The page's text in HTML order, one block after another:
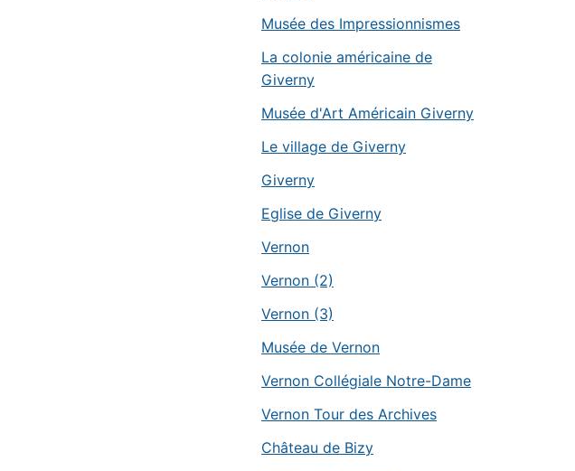
Musée des Impressionnismes
La colonie américaine de
Giverny
Musée d'Art Américain Giverny
Le village de Giverny
Giverny
Eglise de Giverny
Vernon
Vernon (2)
Vernon (3)
Musée de Vernon
Vernon Collégiale Notre-Dame
Vernon Tour des Archives
Château de Bizy